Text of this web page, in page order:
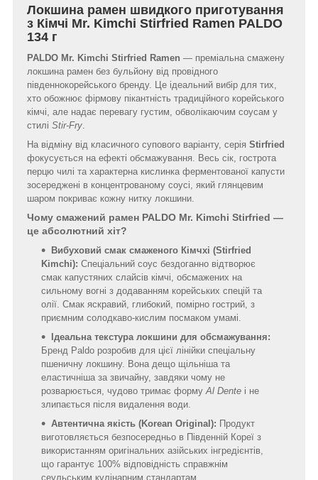
Локшина рамен швидкого приготування
з Кімчі Mr. Kimchi Stirfried Ramen PALDO
134 г
PALDO Mr. Kimchi Stirfried Ramen — преміальна смажену
локшина рамен без бульйону від провідного
південнокорейського бренду. Це ідеальний вибір для тих,
хто обожнює фірмову пікантність традиційного корейського
кімчі, але надає перевагу густим, обволікаючим соусам у
стилі Stir-Fry
На відміну від класичного супового варіанту, серія Stirfried
фокусується на ефекті обсмажування. Весь сік, гострота
перцю чилі та характерна кислинка ферментованої капусти
зосереджені в концентрованому соусі, який глянцевим
шаром покриває кожну нитку локшини.
Чому смажений рамен PALDO Mr. Kimchi Stirfried —
це абсолютний хіт?
Вибуховий смак смаженого Кімчхі (Stirfried
Kimchi): Спеціальний соус бездоганно відтворює
смак капустяних слайсів кімчі, обсмажених на
сильному вогні з додаванням корейських спецій та
олії. Смак яскравий, глибокий, помірно гострий, з
приємним солодкаво-кислим посмаком умамі.
Ідеальна текстура локшини для обсмажування:
Бренд Paldo розробив для цієї лінійки спеціальну
пшеничну локшину. Вона дещо щільніша та
еластичніша за звичайну, завдяки чому не
розварюється, чудово тримає форму Al Dente і не
злипається після видалення води.
Автентична якість (Korean Original): Продукт
виготовляється безпосередньо в Південній Кореї з
використанням оригінальних азійських інгредієнтів,
що гарантує 100% відповідність справжнім
сеульським кулінарним стандартам.